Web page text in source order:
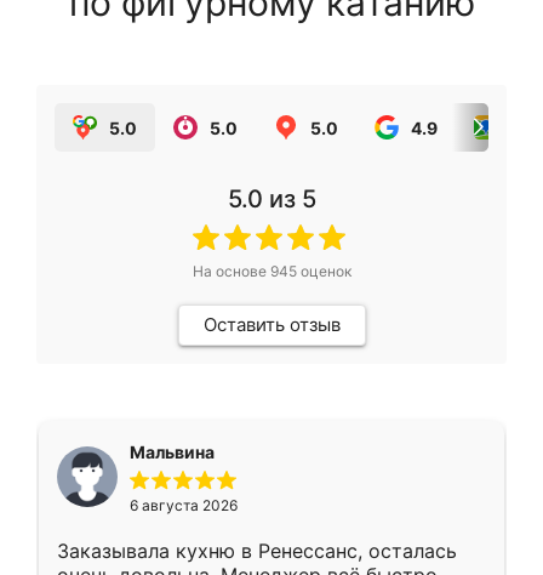
5.0 5.0 5.0 4.9
5.0 из 5
На основе 945оценок
Оставить отзыв
Мальвина
6 августа 2026
Заказывала кухню в Ренессанс, осталась